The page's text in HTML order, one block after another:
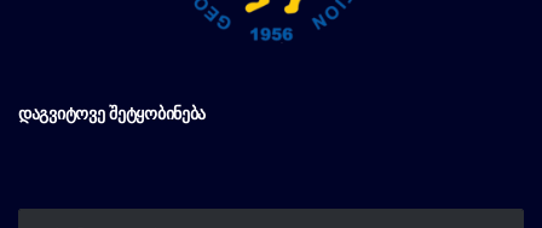
ᲓᲐᲒᲕᲘᲢᲝᲕᲔ ᲨᲔᲢᲧᲝᲑᲘᲜᲔᲑᲐ